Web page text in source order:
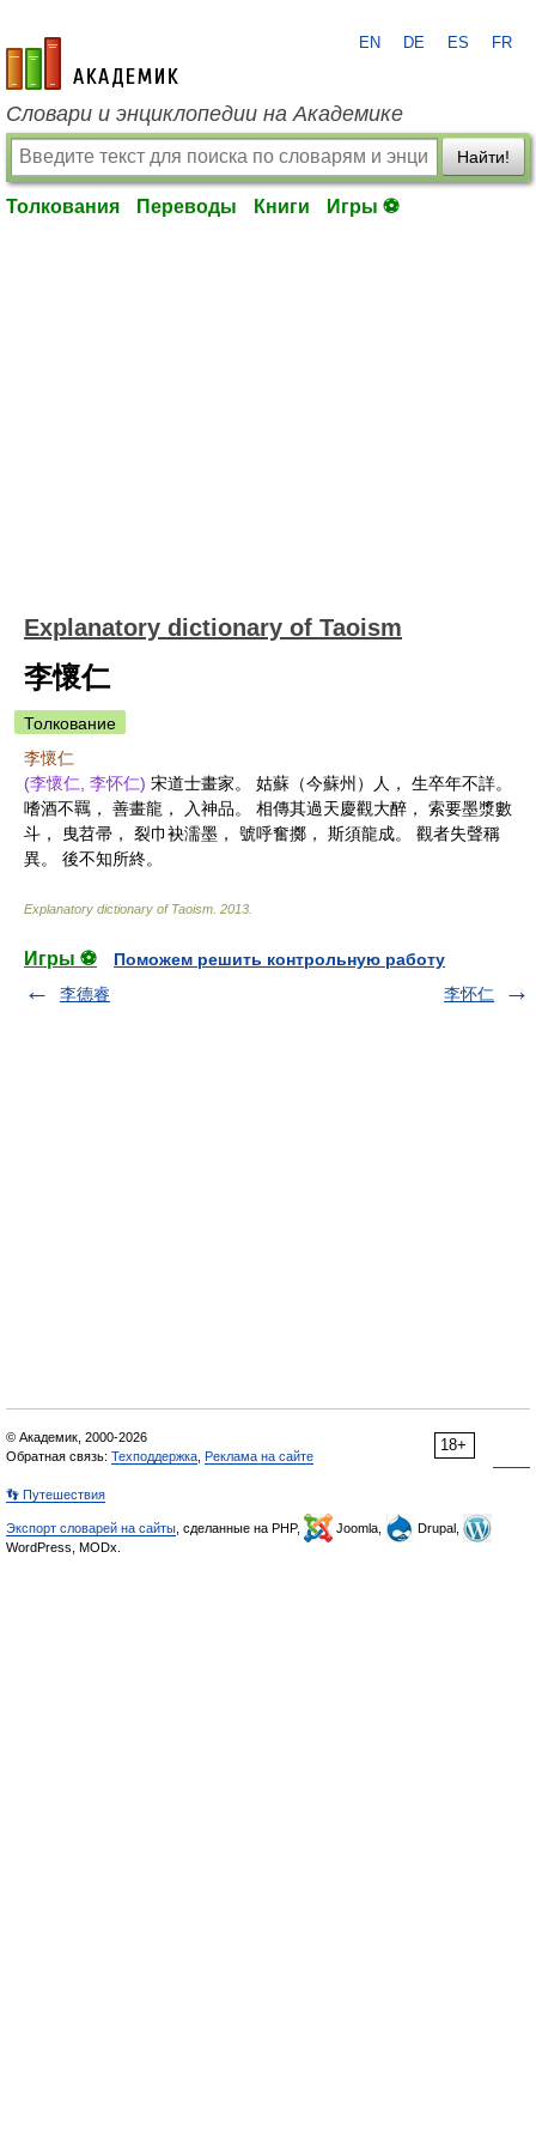
academic.ru
EN DE ES FR
Словари и энциклопедии на Академике
Найти!
Толкования Переводы Книги Игры ⚽
Explanatory dictionary of Taoism
李懷仁
Толкование
李懷仁
(李懷仁, 李怀仁) 宋道士畫家。 姑蘇（今蘇州）人， 生卒年不詳。
嗜酒不羈， 善畫龍， 入神品。 相傳其過天慶觀大醉， 索要墨漿數
斗， 曳苕帚， 裂巾袂濡墨， 號呼奮擲， 斯須龍成。 觀者失聲稱
異。 後不知所終。
Explanatory dictionary of Taoism 2013
Игры ⚽
Поможем решить контрольную работу
李德睿
李怀仁
18+
© Академик, 2000-2026
Обратная связь: Техподдержка Реклама на сайте
👣 Путешествия
Экспорт словарей на сайты , сделанные на PHP, Joomla,
Drupal,
WordPress, MODx.